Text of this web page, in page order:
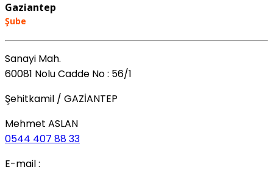
Gaziantep
Şube
Sanayi Mah.
60081 Nolu Cadde No : 56/1
Şehitkamil / GAZİANTEP
Mehmet ASLAN
0544 407 88 33
E-mail :